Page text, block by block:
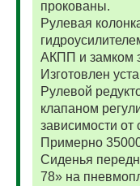
прокованы.
Рулевая
АКПП и замком
Изготовлен
Рулевой
клапаном
зависимости от
Примерно
Сиденья
78» на